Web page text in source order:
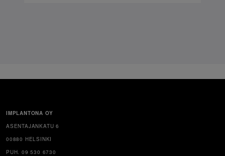
IMPLANTONA OY
ASENTAJANKATU 6
00880 HELSINKI
PUH. 09 530 6730